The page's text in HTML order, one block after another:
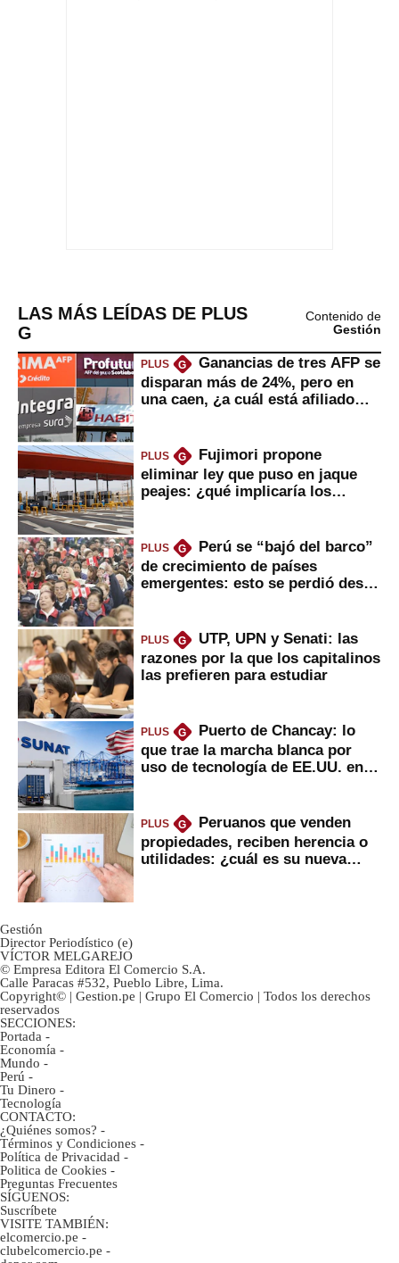
LAS MÁS LEÍDAS DE PLUS
G
Contenido de
Gestión
PLUS G
Ganancias de tres AFP se
disparan más de 24%, pero en
una caen, ¿a cuál está afiliado
PLUS G
Fujimori propone
eliminar ley que puso en jaque
peajes: ¿qué implicaría los
PLUS G
Perú se “bajó del barco”
de crecimiento de países
emergentes: esto se perdió desde
PLUS G
UTP, UPN y Senati: las
razones por la que los capitalinos
las prefieren para estudiar
PLUS G
Puerto de Chancay: lo
que trae la marcha blanca por
uso de tecnología de EE.UU. en
PLUS G
Peruanos que venden
propiedades, reciben herencia o
utilidades: ¿cuál es su nueva
Gestión
Director Periodístico (e)
VÍCTOR MELGAREJO
© Empresa Editora El Comercio S.A.
Calle Paracas #532, Pueblo Libre, Lima.
Copyright© | Gestion.pe | Grupo El Comercio | Todos los derechos
reservados
SECCIONES:
Portada -
Economía -
Mundo -
Perú -
Tu Dinero -
Tecnología
CONTACTO:
¿Quiénes somos? -
Términos y Condiciones -
Política de Privacidad -
Politica de Cookies -
Preguntas Frecuentes
SÍGUENOS:
Suscríbete
VISITE TAMBIÉN:
elcomercio.pe -
clubelcomercio.pe -